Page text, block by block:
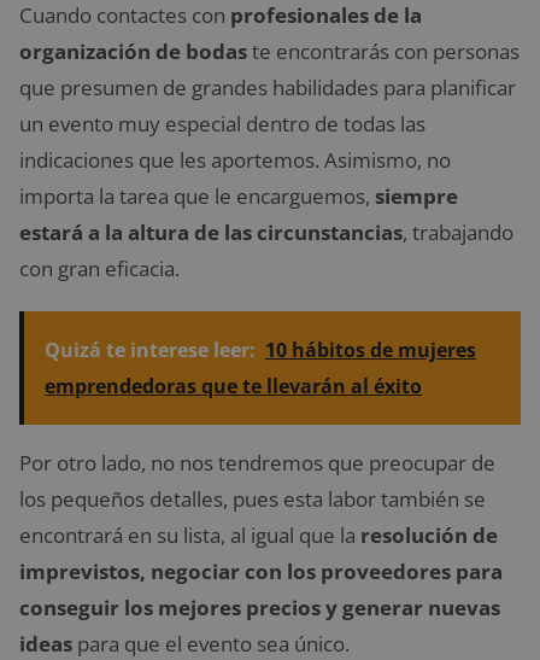
Cuando contactes con profesionales de la
organización de bodaste encontrarás con personas
que presumen de grandes habilidades para planificar
un evento muy especial dentro de todas las
indicaciones que les aportemos. Asimismo, no
importa la tarea que le encarguemos, siempre
estará a la altura de las circunstancias, trabajando
con gran eficacia.
Quizá te interese leer: 10 hábitos de mujeres
emprendedoras que te llevarán al éxito
Por otro lado, no nos tendremos que preocupar de
los pequeños detalles, pues esta labor también se
encontrará en su lista, al igual que la resolución de
imprevistos, negociar con los proveedores para
conseguir los mejores precios y generar nuevas
ideas para que el evento sea único.